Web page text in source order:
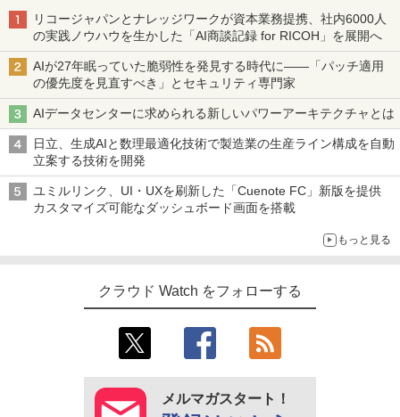
リコージャパンとナレッジワークが資本業務提携、社内6000人
の実践ノウハウを生かした「AI商談記録 for RICOH」を展開へ
AIが27年眠っていた脆弱性を発見する時代に――「パッチ適用
の優先度を見直すべき」とセキュリティ専門家
AIデータセンターに求められる新しいパワーアーキテクチャとは
日立、生成AIと数理最適化技術で製造業の生産ライン構成を自動
立案する技術を開発
ユミルリンク、UI・UXを刷新した「Cuenote FC」新版を提供
カスタマイズ可能なダッシュボード画面を搭載
もっと見る
クラウド Watch をフォローする
メルマガスタート！